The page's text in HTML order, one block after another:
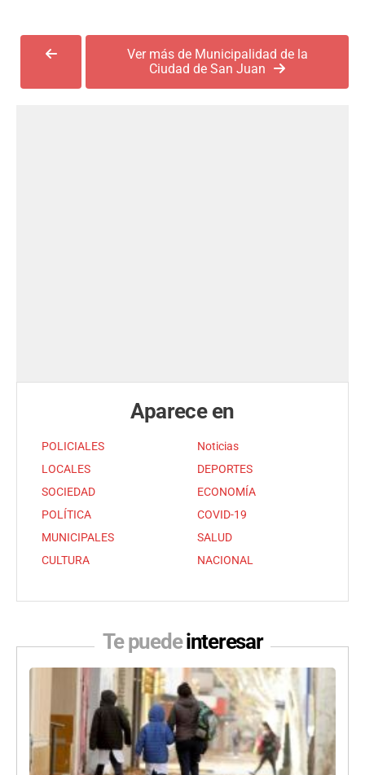
Ver más de Municipalidad de la
Ciudad de San Juan
Aparece en
POLICIALES
LOCALES
SOCIEDAD
POLÍTICA
MUNICIPALES
CULTURA
Noticias
DEPORTES
ECONOMÍA
COVID-19
SALUD
NACIONAL
Te puedeinteresar